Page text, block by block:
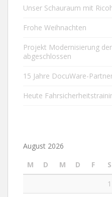
Unser Schauraum mit
Frohe Weihnachten
Projekt Modernisierung
abgeschlossen
15 Jahre DocuWare-
Heute
August 2026
M
D M D F S
1